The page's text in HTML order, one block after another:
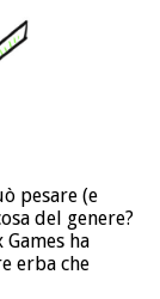
pesare (e
del genere?
ha
erba che